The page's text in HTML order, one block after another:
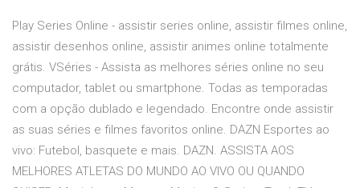
Play Series Online - assistir series online, assistir filmes online,
assistir desenhos online, assistir animes online totalmente
grátis. VSéries - Assista as melhores séries online no seu
computador, tablet ou smartphone. Todas as temporadas
com a opção dublado e legendado. Encontre onde assistir
as suas séries e filmes favoritos online. DAZN Esportes ao
vivo: Futebol, basquete e mais. DAZN. ASSISTA AOS
MELHORES ATLETAS DO MUNDO AO VIVO OU QUANDO